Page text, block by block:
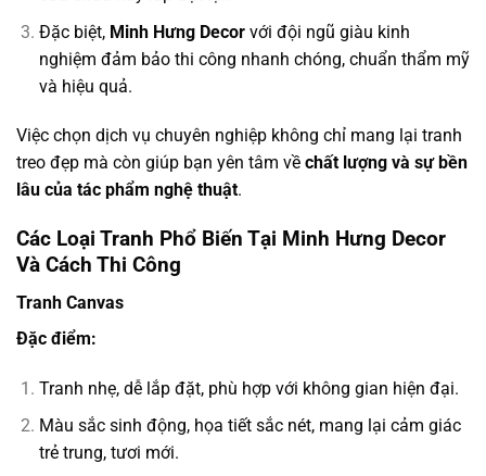
Đặc biệt, Minh Hưng Decorvới đội ngũ giàu kinh
nghiệm đảm bảo thi công nhanh chóng, chuẩn thẩm mỹ
và hiệu quả.
Việc chọn dịch vụ chuyên nghiệp không chỉ mang lại tranh
treo đẹp mà còn giúp bạn yên tâm về chất lượng và sự bền
lâu của tác phẩm nghệ thuật.
Các Loại Tranh Phổ Biến Tại Minh Hưng Decor
Và Cách Thi Công
Tranh Canvas
Đặc điểm:
Tranh nhẹ, dễ lắp đặt, phù hợp với không gian hiện đại.
Màu sắc sinh động, họa tiết sắc nét, mang lại cảm giác
trẻ trung, tươi mới.